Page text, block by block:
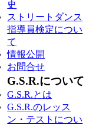
史
ストリートダンス
指導員検定につい
て
情報公開
お問合せ
G.S.R.について
G.S.R.とは
G.S.R.のレッス
ン・テストについ